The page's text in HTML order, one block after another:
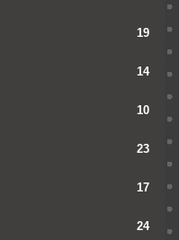
19
14
10
23
17
24